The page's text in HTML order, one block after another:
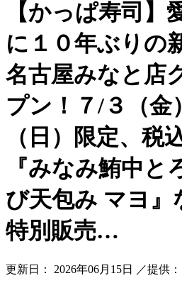
【かっぱ寿司】
に１０年ぶりの
名古屋みなと店
プン！７/３（金
（日）限定、税
『みなみ鮪中と
び天包み マヨ』
特別販売…
更新日： 2026年06月15日 ／提供